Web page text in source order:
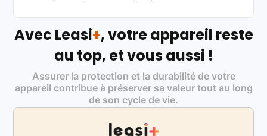
Avec Leasi+, votre appareil reste
au top, et vous aussi !
Assurer la protection et la durabilité de votre
appareil contribue à préserver sa valeur tout au long
de son cycle de vie.